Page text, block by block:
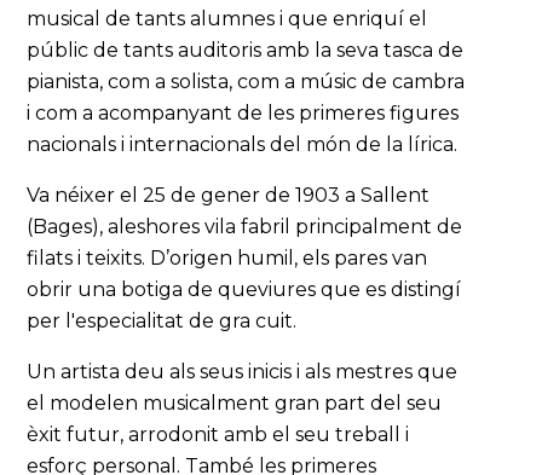
musical de tants alumnes i que enriquí el
públic de tants auditoris amb la seva tasca de
pianista, com a solista, com a músic de cambra
i com a acompanyant de les primeres figures
nacionals i internacionals del món de la lírica.
Va néixer el 25 de gener de 1903 a Sallent
(Bages), aleshores vila fabril principalment de
filats i teixits. D’origen humil, els pares van
obrir una botiga de queviures que es distingí
per l'especialitat de gra cuit.
Un artista deu als seus inicis i als mestres que
el modelen musicalment gran part del seu
èxit futur, arrodonit amb el seu treball i
esforç personal. També les primeres